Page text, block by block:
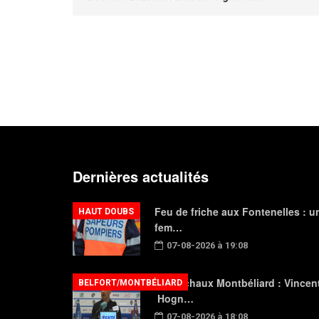
Dernières actualités
Feu de friche aux Fontenelles :
fem…
07-08-2026 à 19:08
HAUT DOUBS
FC Sochaux Montbéliard :
Hogn…
07-08-2026 à 18:08
BELFORT/MONTBÉLIARD